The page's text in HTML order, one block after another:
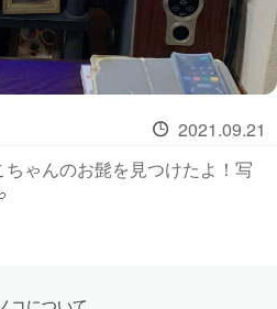
2021.09.21
ゃんのお髭を見つけたよ！写